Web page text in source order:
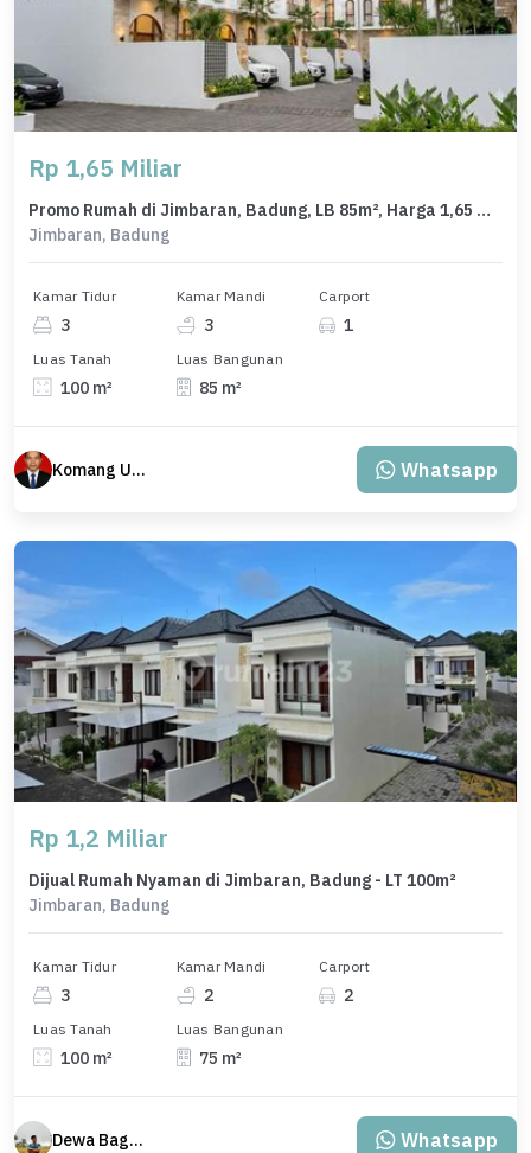
Rp 1,65 Miliar
Promo Rumah di Jimbaran, Badung, LB 85m², Harga 1,65 Miliar
Jimbaran, Badung
Kamar Tidur
3
Kamar Mandi
3
Carport
1
Luas Tanah
100 m²
Luas Bangunan
85 m²
Komang Udiana Whatsapp
Rp 1,2 Miliar
Dijual Rumah Nyaman di Jimbaran, Badung - LT 100m²
Jimbaran, Badung
Kamar Tidur
3
Kamar Mandi
2
Carport
2
Luas Tanah
100 m²
Luas Bangunan
75 m²
Dewa Bagus Dwi Mantara Whatsapp